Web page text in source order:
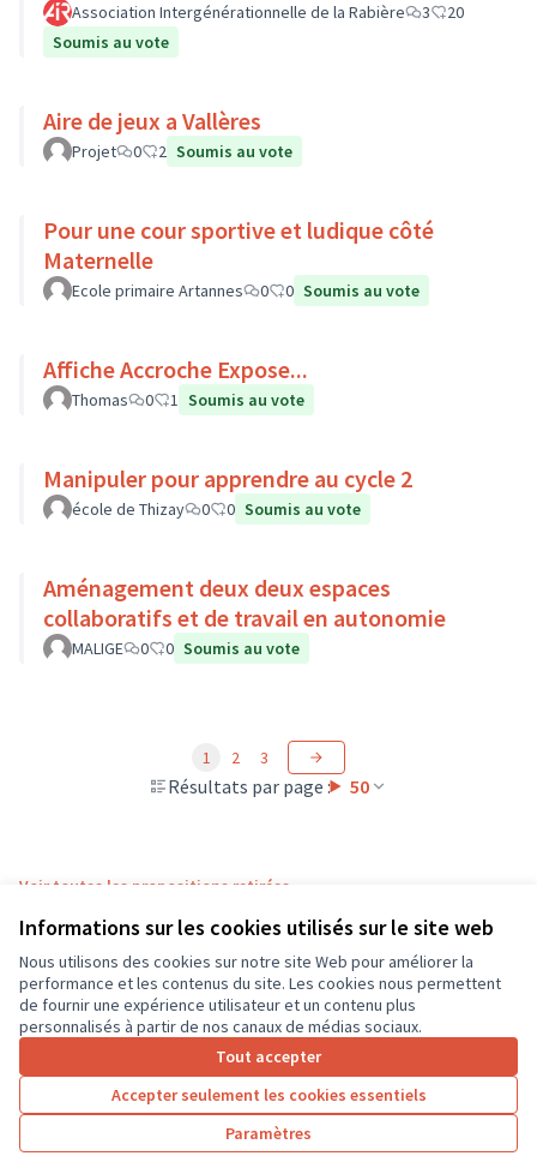
Informations sur les cookies utilisés sur le site web
Nous utilisons des cookies sur notre site Web pour améliorer la
performance et les contenus du site. Les cookies nous permettent
de fournir une expérience utilisateur et un contenu plus
personnalisés à partir de nos canaux de médias sociaux.
Tout accepter
Accepter seulement les cookies essentiels
Paramètres
Association Intergénérationnelle de la Rabière 3
20
Soumis au vote
Aire de jeux a Vallères
Projet 0 2 Soumis au vote
Pour une cour sportive et ludique côté
Maternelle
Ecole primaire Artannes 0 0 Soumis au vote
Affiche Accroche Expose...
Thomas 0 1 Soumis au vote
Manipuler pour apprendre au cycle 2
école de Thizay 0 0 Soumis au vote
Aménagement deux deux espaces
collaboratifs et de travail en autonomie
MALIGE 0 0 Soumis au vote
Résultats par page : 50
1 2 3
Voir toutes les propositions retirées
Conditions d'utilisation
Paramètres des cookies
CD37 sur X
(Lien externe)
CD37 sur Facebook
CD37 sur Instagram
CD37 sur YouTube
(Lien externe)
Site réalisé grâce aulogiciel libre Decidim .
Licence
(Lien